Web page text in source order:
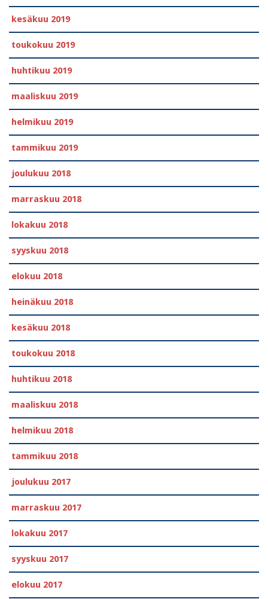
kesäkuu 2019
toukokuu 2019
huhtikuu 2019
maaliskuu 2019
helmikuu 2019
tammikuu 2019
joulukuu 2018
marraskuu 2018
lokakuu 2018
syyskuu 2018
elokuu 2018
heinäkuu 2018
kesäkuu 2018
toukokuu 2018
huhtikuu 2018
maaliskuu 2018
helmikuu 2018
tammikuu 2018
joulukuu 2017
marraskuu 2017
lokakuu 2017
syyskuu 2017
elokuu 2017